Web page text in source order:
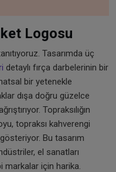
Logosu
Tasarımda üç
detaylı fırça darbelerinin bir
bir yetenekle
dışa doğru güzelce
Topraksılığın
topraksı kahverengi
gösteriyor. Bu tasarım
el sanatları
markalar için harika.